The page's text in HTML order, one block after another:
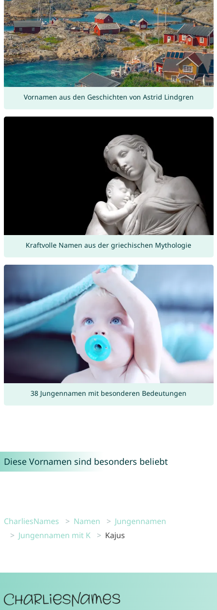
Vornamen aus den Geschichten von Astrid Lindgren
Kraftvolle Namen aus der griechischen Mythologie
38 Jungennamen mit besonderen Bedeutungen
Diese Vornamen sind besonders beliebt
CharliesNames Namen
Jungennamen
Jungennamen mit K
Kajus